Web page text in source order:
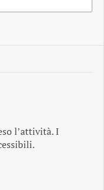
l’attività. I